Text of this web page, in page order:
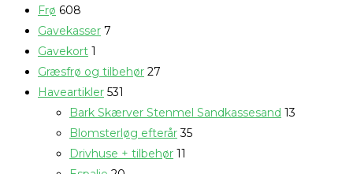
Frø 608
Gavekasser 7
Gavekort 1
Græsfrø og tilbehør 27
Haveartikler 531
Bark Skærver Stenmel Sandkassesand 13
Blomsterløg efterår 35
Drivhuse + tilbehør 11